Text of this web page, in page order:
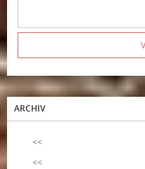
ARCHIV
<<
<<